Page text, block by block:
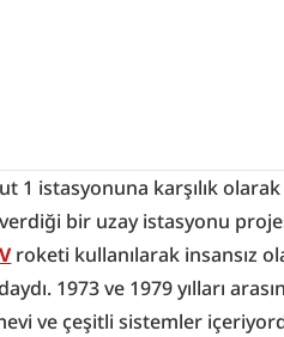
1 istasyonuna karşılık olarak
bir uzay istasyonu
roketi kullanılarak insansız
1973 ve 1979 yılları
ve çeşitli sistemler